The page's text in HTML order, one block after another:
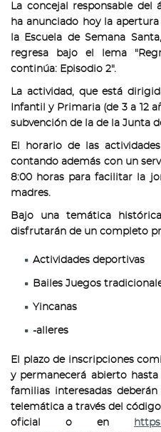
La concejal responsable del
ha anunciado hoy la
la Escuela de Semana
regresa bajo el lema
continúa: Episodio 2".
La actividad, que está
Infantil y Primaria (de 3 a 12
subvención de la de la Junta
El horario de las
contando además con un
8:00 horas para facilitar la
madres.
Bajo una temática
disfrutarán de un completo
Actividades deportivas
Bailes Juegos
Yincanas
-alleres
El plazo de inscripciones
y permanecerá abierto
familias interesadas
telemática a través del
oficial o en